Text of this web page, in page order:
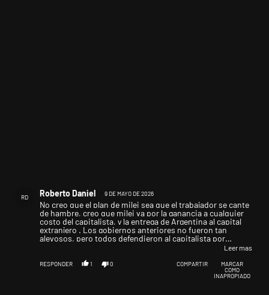
RD Roberto Daniel 9 DE MAYO DE 2026
No creo que el plan de milei sea que el trabajador se cante
de hambre, creo que milei va por la ganancia a cualquier
costo del capitalista, y la entrega de Argentina al capital
extranjero . Los gobiernos anteriores no fueron tan
alevosos, pero todos defendieron al capitalista por
Leer mas
RESPONDER 1 0 COMPARTIR
MARCAR
COMO
INAPROPIADO